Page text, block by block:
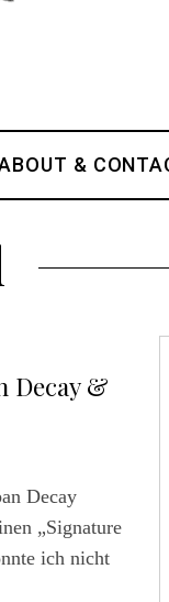
&
Decay &
Decay
„Signature
ich nicht